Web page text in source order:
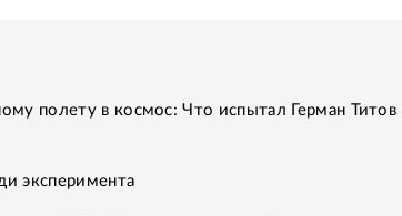
полету в космос: Что испытал Герман Титов
эксперимента